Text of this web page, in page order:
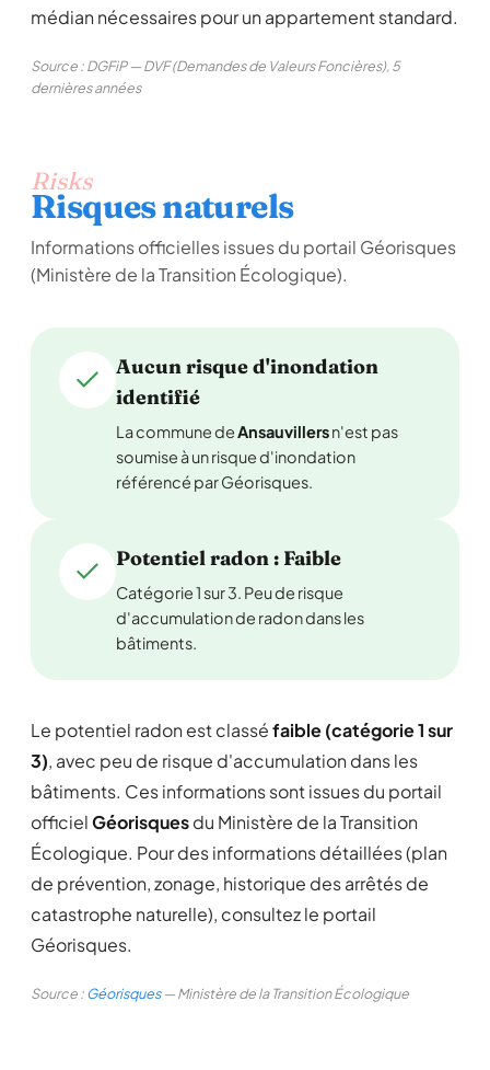
médian nécessaires pour un appartement standard.
Source : DGFiP — DVF (Demandes de Valeurs Foncières), 5
dernières années
Risks
Risques naturels
Informations officielles issues du portail Géorisques
(Ministère de la Transition Écologique).
Aucun risque d'inondation
identifié
La commune deAnsauvillersn'est pas
soumise à un risque d'inondation
référencé par Géorisques.
Potentiel radon : Faible
Catégorie 1 sur 3. Peu de risque
d'accumulation de radon dans les
bâtiments.
Le potentiel radon est classéfaible (catégorie 1 sur
3), avec peu de risque d'accumulation dans les
bâtiments. Ces informations sont issues du portail
officielGéorisquesdu Ministère de la Transition
Écologique. Pour des informations détaillées (plan
de prévention, zonage, historique des arrêtés de
catastrophe naturelle), consultez le portail
Géorisques.
Source :Géorisques— Ministère de la Transition Écologique